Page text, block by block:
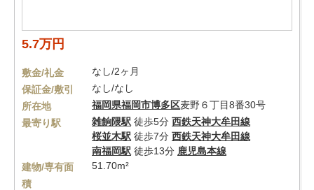
5.7万円
敷金/礼金
なし/2ヶ月
保証金/敷引
なし/なし
所在地
福岡県福岡市博多区麦野６丁目8番30号
最寄り駅
雑餉隈駅 徒歩5分 西鉄天神大牟田線
桜並木駅 徒歩7分 西鉄天神大牟田線
南福岡駅 徒歩13分 鹿児島本線
建物/専有面
積
51.70m²